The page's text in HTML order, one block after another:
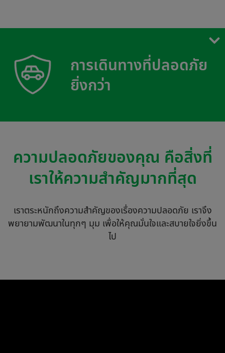
การเดินทางที่ปลอดภัย
ยิ่งกว่า
การเดินทางที่สะดวกสบายยิ่งกว่า
การเดินทางที่คุ้มค่ายิ่งกว่า
ความปลอดภัยของคุณ คือสิ่งที่
เราให้ความสำคัญมากที่สุด
เราตระหนักถึงความสำคัญของเรื่องความปลอดภัย เราจึง
พยายามพัฒนาในทุกๆ มุม เพื่อให้คุณมั่นใจและสบายใจยิ่งขึ้น
ไป